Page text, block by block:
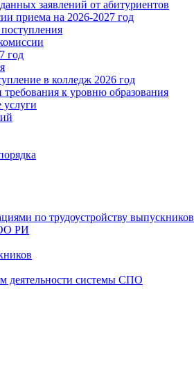
заявлений от абитуриентов
приема на 2026-2027 год
год
в колледж 2026 год
к уровню образования
услуги
по трудоустройству
РИ
деятельности системы СПО